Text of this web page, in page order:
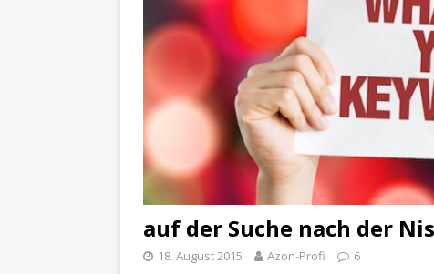
auf der Suche nach der
18. August 2015 Azon-Profi 6